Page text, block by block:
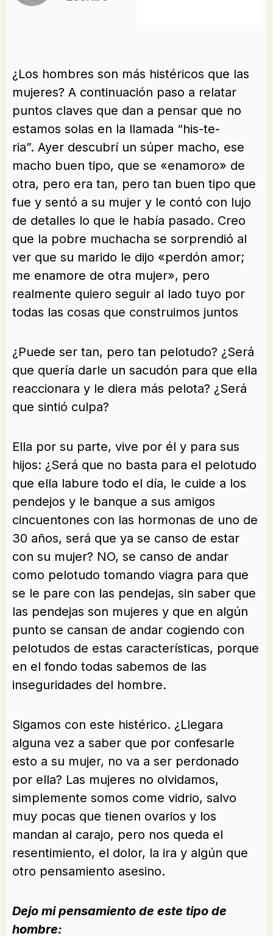
¿Los hombres son más histéricos que las
mujeres? A continuación paso a relatar
puntos claves que dan a pensar que no
estamos solas en la llamada “his-te-
ria”. Ayer descubrí un súper macho, ese
macho buen tipo, que se «enamoro» de
otra, pero era tan, pero tan buen tipo que
fue y sentó a su mujer y le contó con lujo
de detalles lo que le había pasado. Creo
que la pobre muchacha se sorprendió al
ver que su marido le dijo «perdón amor;
me enamore de otra mujer», pero
realmente quiero seguir al lado tuyo por
todas las cosas que construimos juntos
¿Puede ser tan, pero tan pelotudo? ¿Será
que quería darle un sacudón para que ella
reaccionara y le diera más pelota? ¿Será
que sintió culpa?
Ella por su parte, vive por él y para sus
hijos: ¿Será que no basta para el pelotudo
que ella labure todo el día, le cuide a los
pendejos y le banque a sus amigos
cincuentones con las hormonas de uno de
30 años, será que ya se canso de estar
con su mujer? NO, se canso de andar
como pelotudo tomando viagra para que
se le pare con las pendejas, sin saber que
las pendejas son mujeres y que en algún
punto se cansan de andar cogiendo con
pelotudos de estas características, porque
en el fondo todas sabemos de las
inseguridades del hombre.
Sigamos con este histérico. ¿Llegara
alguna vez a saber que por confesarle
esto a su mujer, no va a ser perdonado
por ella? Las mujeres no olvidamos,
simplemente somos come vidrio, salvo
muy pocas que tienen ovarios y los
mandan al carajo, pero nos queda el
resentimiento, el dolor, la ira y algún que
otro pensamiento asesino.
Dejo mi pensamiento de este tipo de
hombre: